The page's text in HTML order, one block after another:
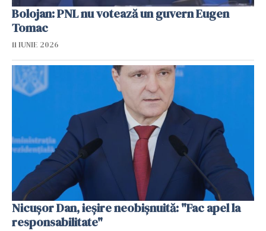
Bolojan: PNL nu votează un guvern Eugen
Tomac
11 IUNIE 2026
Nicușor Dan, ieșire neobișnuită: "Fac apel la
responsabilitate"